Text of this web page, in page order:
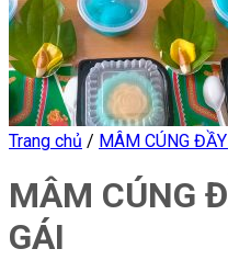
Trang chủ / MÂM CÚNG
MÂM CÚNG
GÁI